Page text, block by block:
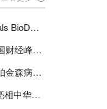
从DNA设计到药物创新：Signals BioDesign如何重塑分子生物学研发生态！
贝克曼库尔特连续三年荣获中国财经峰会三项大奖！
士泽生物通用型细胞新药治疗帕金森病注册临床II期全部入组完成！
DePuy Synthes将携全产品线亮相中华医学会运动医疗分会大会，加码布局中国运动医学创新赛道！